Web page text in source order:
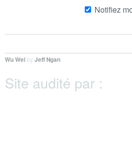
Notifiez
Wu Wei by Jeff Ngan
Site audité par :